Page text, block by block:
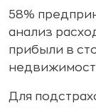
58%
анализ
прибыли в
Для